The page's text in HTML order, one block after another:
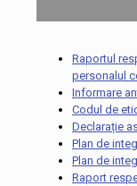
Raportul
personalul
Informare
Codul de
Declarație
Plan de
Plan de
Raport